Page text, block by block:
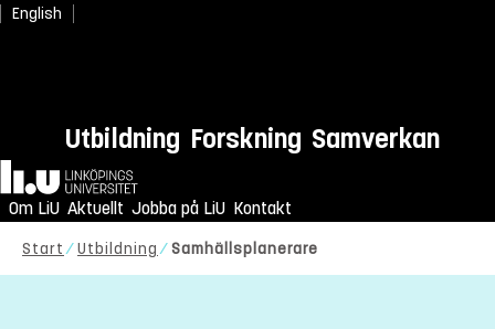
English
Utbildning Forskning Samverkan
Hem
Om LiU Aktuellt Jobba på LiU Kontakt
Start Utbildning Samhällsplanerare